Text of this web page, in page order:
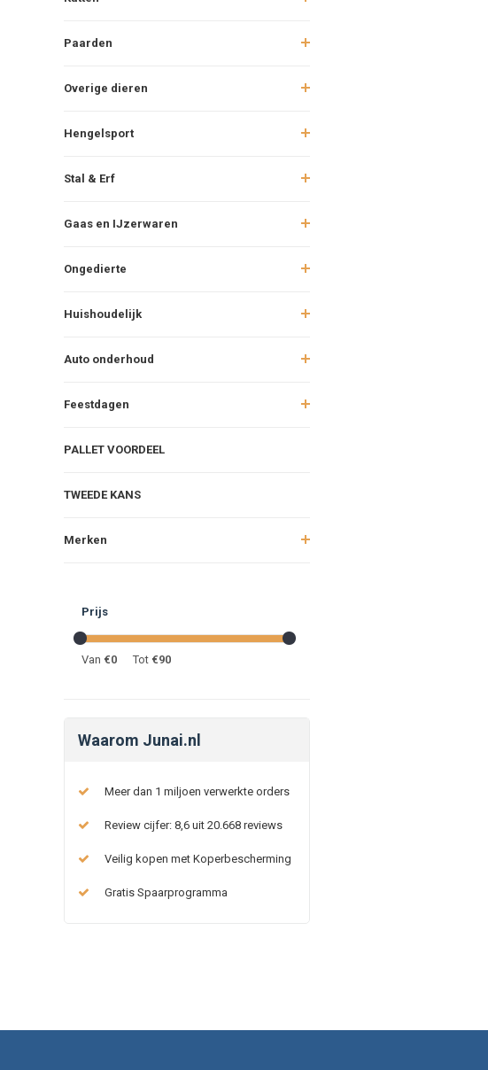
Paarden
Overige dieren
Hengelsport
Stal & Erf
Gaas en IJzerwaren
Ongedierte
Huishoudelijk
Auto onderhoud
Feestdagen
PALLET VOORDEEL
TWEEDE KANS
Merken
Prijs
Van €0 Tot €90
Waarom Junai.nl
Meer dan 1 miljoen verwerkte orders
Review cijfer: 8,6 uit 20.668 reviews
Veilig kopen met Koperbescherming
Gratis Spaarprogramma